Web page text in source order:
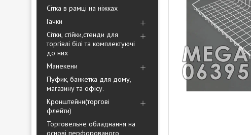
Сітка в рамці на ніжках
Гачки
Сітки, стійки,стенди для
торгівлі білі та комплектуючі
до них
Манекени
Пуфик, банкетка для дому,
магазину та офісу.
Кронштейни(торгові
флейти)
Торговельне обладнання на
основі перфорованого